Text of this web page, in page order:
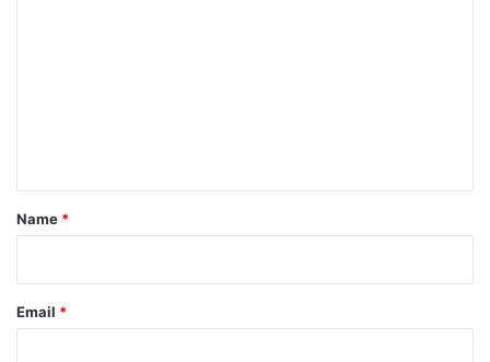
*
Name *
Email *